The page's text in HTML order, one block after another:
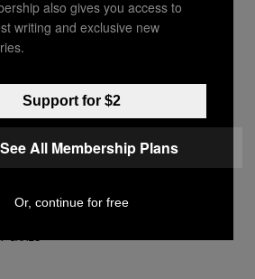
With August Blues
Over
Sammi Caramela
GAMES
also gives you access to
writing and exclusive new
Support for $2
See All Membership Plans
Or, continue for free